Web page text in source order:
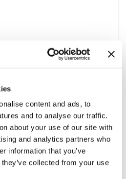
content and ads, to
and to analyse our traffic.
about your use of our site with
and analytics partners who
information that you’ve
collected from your use
deeltijd voor business en
omgeving.